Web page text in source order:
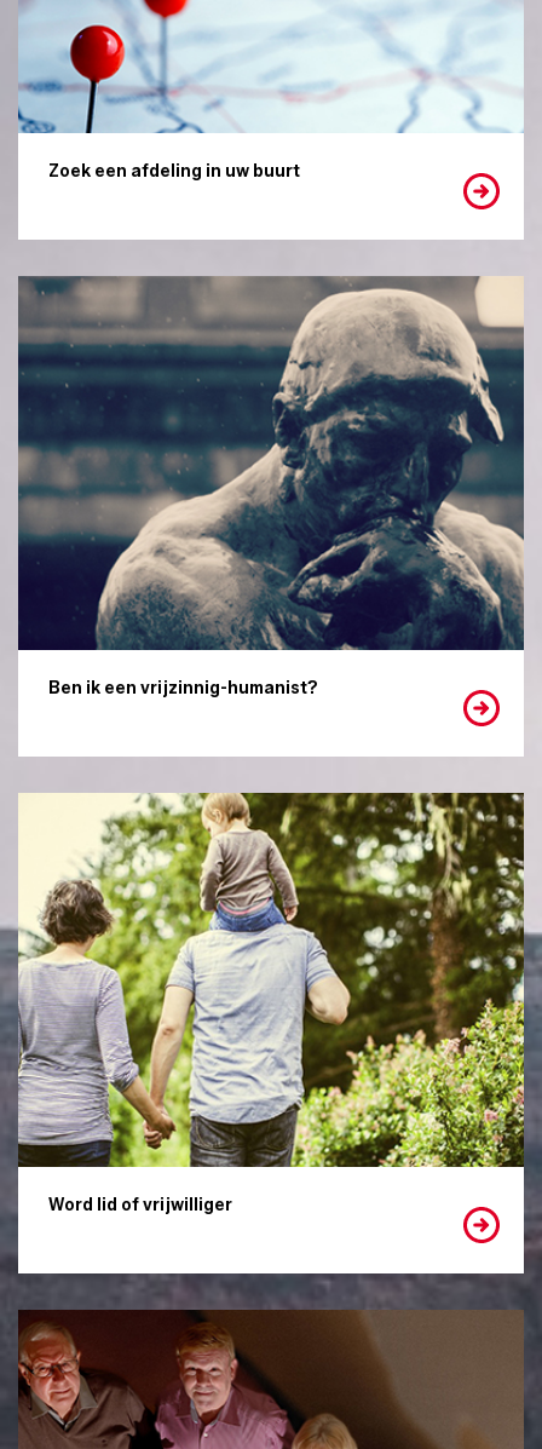
Zoek een afdeling in uw buurt
Ben ik een vrijzinnig-humanist?
Word lid of vrijwilliger